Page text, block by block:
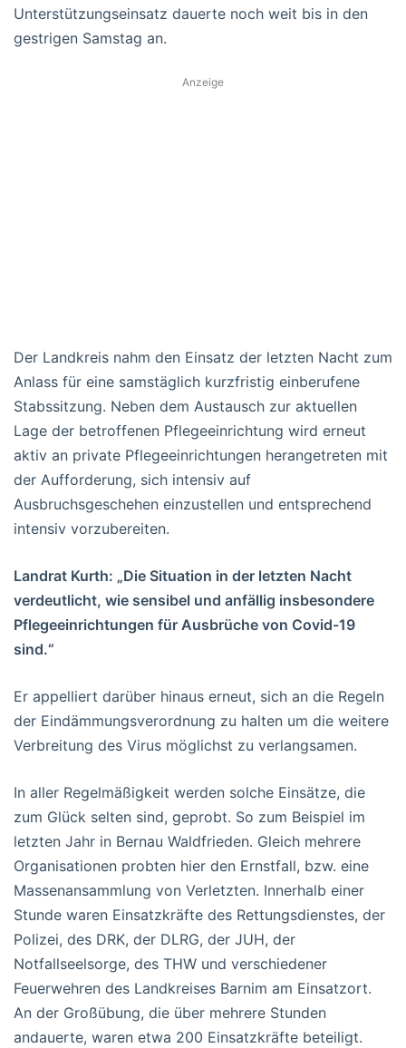
Unterstützungseinsatz dauerte noch weit bis in den
gestrigen Samstag an.
Anzeige
Der Landkreis nahm den Einsatz der letzten Nacht zum
Anlass für eine samstäglich kurzfristig einberufene
Stabssitzung. Neben dem Austausch zur aktuellen
Lage der betroffenen Pflegeeinrichtung wird erneut
aktiv an private Pflegeeinrichtungen herangetreten mit
der Aufforderung, sich intensiv auf
Ausbruchsgeschehen einzustellen und entsprechend
intensiv vorzubereiten.
Landrat Kurth: „Die Situation in der letzten Nacht
verdeutlicht, wie sensibel und anfällig insbesondere
Pflegeeinrichtungen für Ausbrüche von Covid-19
sind.“
Er appelliert darüber hinaus erneut, sich an die Regeln
der Eindämmungsverordnung zu halten um die weitere
Verbreitung des Virus möglichst zu verlangsamen.
In aller Regelmäßigkeit werden solche Einsätze, die
zum Glück selten sind, geprobt. So zum Beispiel im
letzten Jahr in Bernau Waldfrieden. Gleich mehrere
Organisationen probten hier den Ernstfall, bzw. eine
Massenansammlung von Verletzten. Innerhalb einer
Stunde waren Einsatzkräfte des Rettungsdienstes, der
Polizei, des DRK, der DLRG, der JUH, der
Notfallseelsorge, des THW und verschiedener
Feuerwehren des Landkreises Barnim am Einsatzort.
An der Großübung, die über mehrere Stunden
andauerte, waren etwa 200 Einsatzkräfte beteiligt.